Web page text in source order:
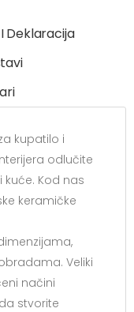
Deklaracija
kupatilo i
odlučite
Kod nas
keramičke
Veliki
načini
stvorite